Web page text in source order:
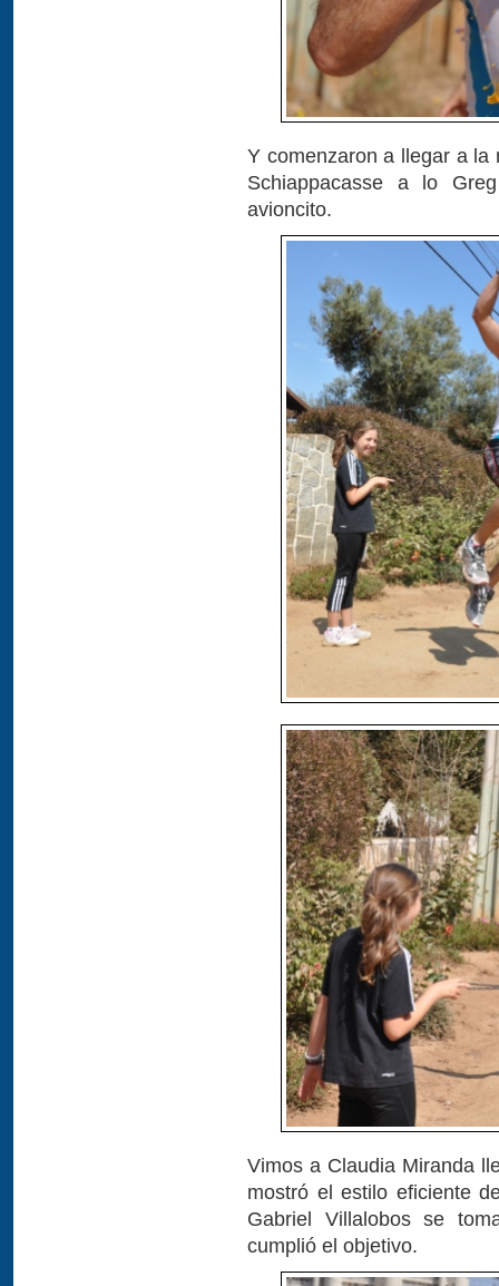
Y comenzaron a llegar a la
Schiappacasse a lo
avioncito.
Vimos a Claudia Miranda
mostró el estilo eficiente
Gabriel Villalobos se
cumplió el objetivo.